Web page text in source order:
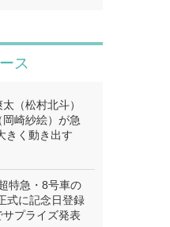
ス
太（松村北斗）
岡崎紗絵）が急
きく動き出す
特急・8号車の
式に記念日登録
サプライズ発表